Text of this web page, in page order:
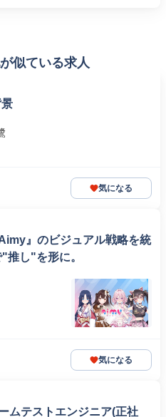
似ている求人
気になる
』のビジュアル戦略を統
推し"を形に。
気になる
ムテストエンジニア(正社